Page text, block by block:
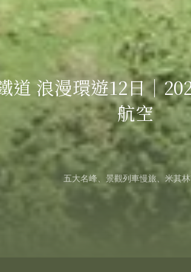
道 浪漫環遊12日｜
航空
五大名峰、景觀列車慢旅、米其